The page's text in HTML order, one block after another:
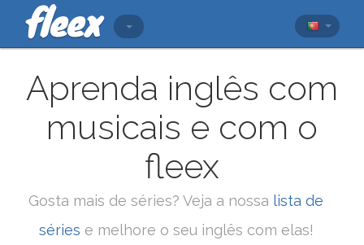
Aprenda inglês com
musicais e com o
fleex
Gosta mais de séries? Veja a nossa lista de
séries e melhore o seu inglês com elas!